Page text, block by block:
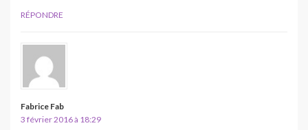
RÉPONDRE
Fabrice Fab
3 février 2016 à 18:29